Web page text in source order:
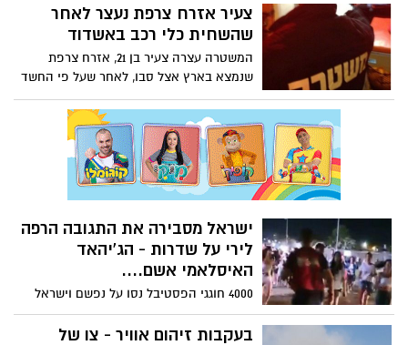
הנאמד ב- 25 מיליון ש"ח
צעיר אזרח צרפת נעצר לאחר
שהשחית כלי רכב באשדוד
המשטרה עצרה צעיר בן 21, אזרח צרפת
שנמצא בארץ אצל סבו, לאחר שעל פי החשד
השחית שישה כלי רכב במהלך התקף זעם.
בית המשפט האריך את מעצרו עד ליום רביעי
השבוע
ישראל מסבירה את התגובה הרפה
לירי על שדרות - הג'יהאד
האיסלאמי אשם....
4000 חוגגי הפסטיבל נסו על נפשם וישראל
הגיבה ביד רפה כשהיא מפנה את האשמה
הישירה כלפי הג'יהאד האיסלאמי ... אף מילה
בעקבות זיהום אוויר - צו של